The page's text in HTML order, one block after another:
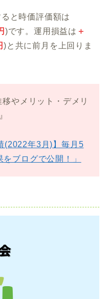
と時価評価額は
)です。運用損益は ＋
)と共に前月を上回りま
やメリット・デメリ
(2022年3月)】毎月5
ブログで公開！」